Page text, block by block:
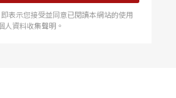
表示您接受並同意已閱讀本網站的使用
人資料收集聲明。